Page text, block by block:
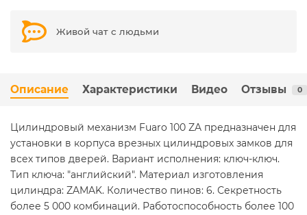
Живой чат с людьми
Описание Характеристики Видео Отзывы 0
Цилиндровый механизм Fuaro 100 ZA предназначен для
установки в корпуса врезных цилиндровых замков для
всех типов дверей. Вариант исполнения: ключ-ключ.
Тип ключа: "английский". Материал изготовления
цилиндра: ZAMAK. Количество пинов: 6. Секретность
более 5 000 комбинаций. Работоспособность более 100